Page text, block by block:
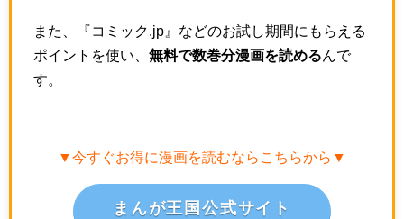
また、『コミック.jp』などのお試し期間にもらえる
ポイントを使い、 無料で数巻分漫画を読めるんで
す。
▼今すぐお得に漫画を読むならこちらから▼
まんが王国公式サイト